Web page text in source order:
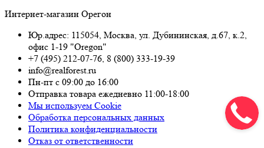
Интернет-магазин Орегон
Юр.адрес: 115054, Москва, ул. Дубининская, д.67, к.2,
офис 1-19 "Oregon"
+7 (495) 212-07-76, 8 (800) 333-19-39
info@realforest.ru
Пн-пт с 09:00 до 16:00
Отправка товара ежедневно 11:00-18:00
Мы используем Cookie
Обработка персональных данных
Политика конфиденциальности
Отказ от ответственности